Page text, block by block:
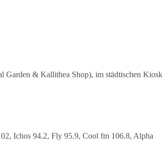
Garden & Kallithea Shop), im städtischen Kiosk
Ichos 94.2, Fly 95.9, Cool fm 106.8, Alpha